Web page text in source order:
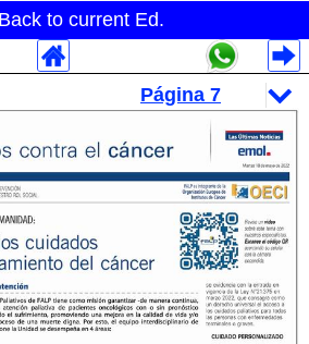
to current Ed.
Rubros